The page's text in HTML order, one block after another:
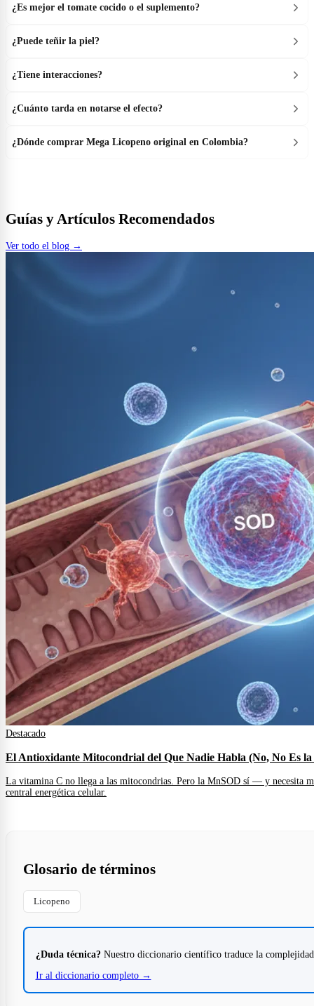
¿Es mejor el tomate cocido o el suplemento?
¿Puede teñir la piel?
¿Tiene interacciones?
¿Cuánto tarda en notarse el efecto?
¿Dónde comprar Mega Licopeno original en Colombia?
Guías y Artículos Recomendados
Ver todo el blog →
Destacado
El Antioxidante Mitocondrial del Que Nadie Habla (No, No Es
La vitamina C no llega a las mitocondrias. Pero la MnSOD sí — y necesita
central energética celular.
Glosario de términos
Licopeno
¿Duda técnica?Nuestro diccionario científico traduce la
Ir al diccionario completo →